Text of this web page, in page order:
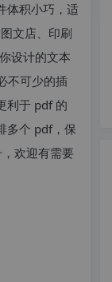
体积小巧，适
文店、印刷
设计的文本
不可少的插
利于 pdf 的
多个 pdf，保
欢迎有需要